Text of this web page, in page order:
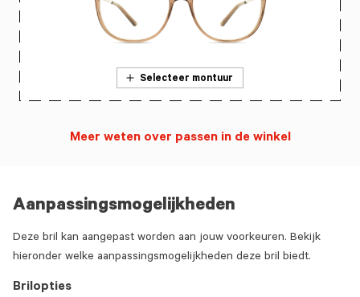
Aanpassingsmogelijkheden
Deze bril kan aangepast worden aan jouw voorkeuren. Bekijk
hieronder welke aanpassingsmogelijkheden deze bril biedt.
Brilopties
Selecteer montuur
Meer weten over passen in de winkel